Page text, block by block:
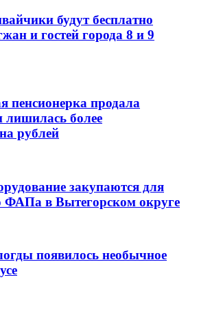
будут бесплатно
и гостей города 8 и 9
пенсионерка продала
лишилась более
рублей
закупаются для
ФАПа в Вытегорском округе
появилось необычное